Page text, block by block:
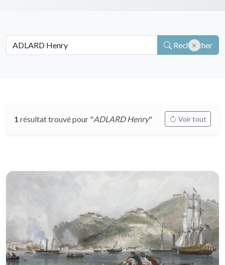
Rechercher
1 résultat trouvé pour "ADLARD Henry" Voir tout